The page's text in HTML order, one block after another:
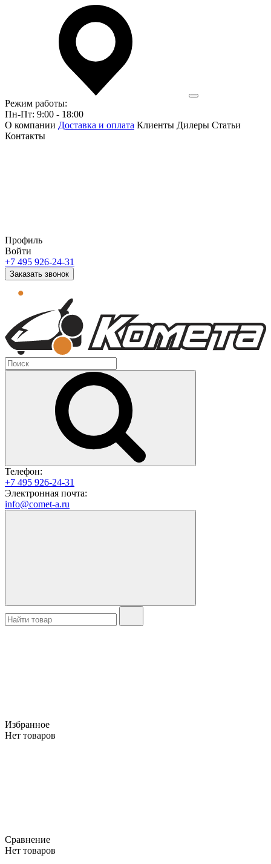
Режим работы:
Пн-Пт: 9:00 - 18:00
О компании Доставка и оплата Клиенты Дилеры Статьи
Контакты
Профиль
Войти
+7 495 926-24-31
Заказать звонок
Телефон:
+7 495 926-24-31
Электронная почта:
info@comet-a.ru
Избранное
Нет товаров
Сравнение
Нет товаров